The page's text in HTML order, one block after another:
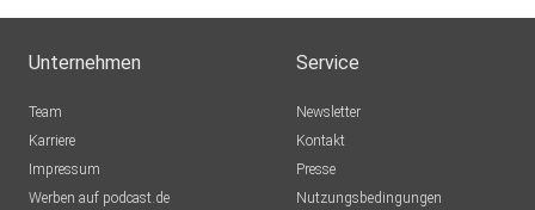
Unternehmen
Team
Karriere
Impressum
Werben auf podcast.de
Service
Newsletter
Kontakt
Presse
Nutzungsbedingungen